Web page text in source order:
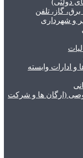
دولتی)
گاز، تلفن
و شهرداری
و ادارات وابسته
(ارگان ها و شرکت